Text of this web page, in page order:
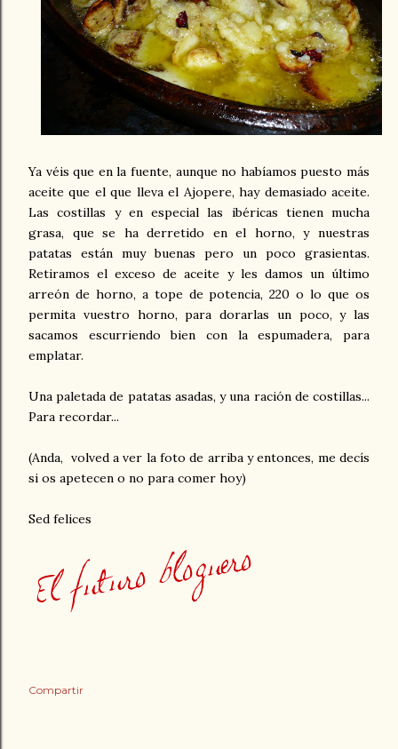
Ya véis que en la fuente, aunque no habíamos puesto más
aceite que el que lleva el Ajopere, hay demasiado aceite.
Las costillas y en especial las ibéricas tienen mucha
grasa, que se ha derretido en el horno, y nuestras
patatas están muy buenas pero un poco grasientas.
Retiramos el exceso de aceite y les damos un último
arreón de horno, a tope de potencia, 220 o lo que os
permita vuestro horno, para dorarlas un poco, y las
sacamos escurriendo bien con la espumadera, para
emplatar.
Una paletada de patatas asadas, y una ración de costillas...
Para recordar...
(Anda, volved a ver la foto de arriba y entonces, me decís
si os apetecen o no para comer hoy)
Sed felices
Compartir